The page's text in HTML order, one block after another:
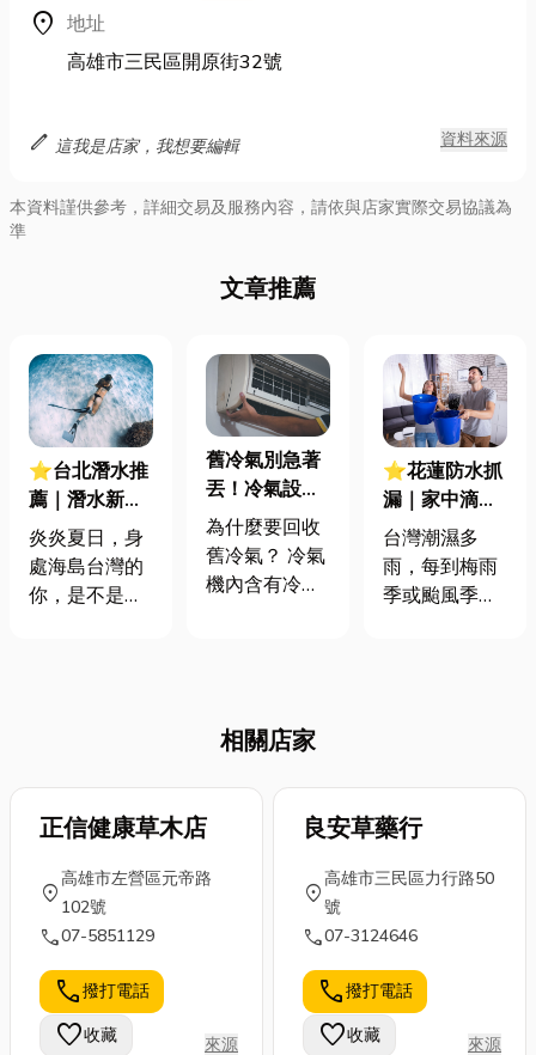
location_on 地址
高雄市三民區開原街32號
edit 這我是店家，我想要編輯 資料來源
本資料謹供參考，詳細交易及服務內容，請依與店家實際交易協議為
準
文章推薦
⭐台北潛水推
薦｜潛水新手
必看！水肺vs.
自由潛水差在
哪？裝備、安
炎炎夏日，身
處海島台灣的
你，是不是也
照！然而，面
對眾多選擇，
水肺潛水和自
由潛水究竟有
什麼不同？ 投
入這項迷人運
動前，又有哪
些安全注意事
舊冷氣別急著
丟！冷氣設備
回收全攻略，
環保又省錢
為什麼要回收
舊冷氣？ 冷氣
機內含有冷
土壤與水源造
成污染。 透過
合法的冷氣回
收流程，不但
可以妥善處理
有害物質，還
能讓其中的有
價資源被再次
收流程怎麼...
⭐花蓮防水抓
漏｜家中滴滴
答答？一篇搞
懂防水抓漏的
大小事！
台灣潮濕多
雨，每到梅雨
季或颱風季，
影響生活品
質，也讓人心
我們就很需要
行防水抓漏工
程。今天小編
就來分享一下
有關防水抓漏
相關店家
正信健康草木店
location_on
高雄市左營區元帝路
102號
call07-5851129
call撥打電話
favorite收藏 來源
良安草藥行
location_on
高雄市三民區力行路50
號
call07-3124646
call撥打電話
favorite收藏 來源